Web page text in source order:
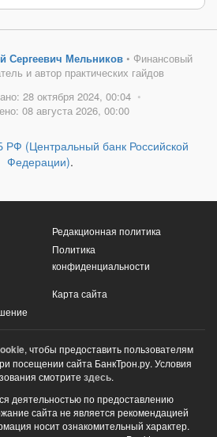
Сергеевич Мельников• Финансовый
и автор практических гайдов
28 октября 2024, 00:04 •
08 августа 2026, 00:00
РФ (Центральный банк Российской
Федерации).
Редакционная политика
Политика
конфиденциальности
Карта сайта
, чтобы предоставить пользователям
посещении сайта БанкТрон.ру. Условия
смотрите здесь.
деятельностью по предоставлению
сайта не является рекомендацией
носит ознакомительный характер.